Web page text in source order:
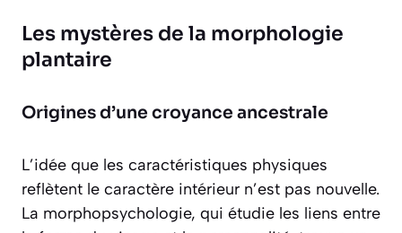
Les mystères de la morphologie
plantaire
Origines d’une croyance ancestrale
L’idée que les caractéristiques physiques
reflètent le caractère intérieur n’est pas nouvelle.
La morphopsychologie, qui étudie les liens entre